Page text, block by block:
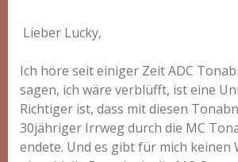
Lieber Lucky,
Ich höre seit einiger Zeit ADC
sagen, ich wäre verblüfft, ist eine
Richtiger ist, dass mit diesen
30jähriger Irrweg durch die MC
endete. Und es gibt für mich keinen